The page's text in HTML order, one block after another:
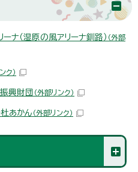
ーナ（湿原の風アリーナ釧路） （外部
ク）
興財団 （外部リンク）
あかん （外部リンク）